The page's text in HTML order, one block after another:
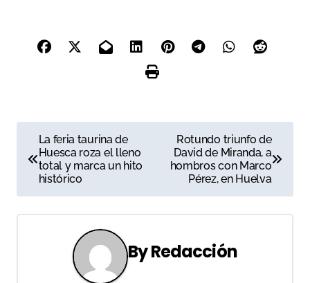
a
v
e
La feria taurina de
Huesca roza el lleno
total y marca un hito
histórico
Rotundo triunfo de
David de Miranda, a
hombros con Marco
Pérez, en Huelva
ByRedacción